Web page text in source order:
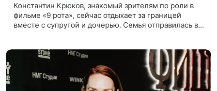
Константин Крюков, знакомый зрителям по роли в
фильме «9 рота», сейчас отдыхает за границей
вместе с супругой и дочерью. Семья отправилась в